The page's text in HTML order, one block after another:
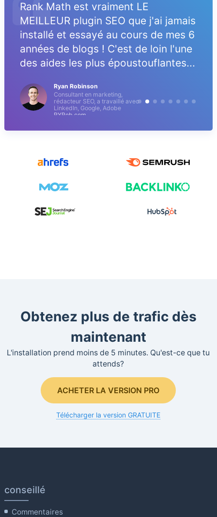
Rank Math est vraiment LE
MEILLEUR plugin SEO que j'ai jamais
installé et essayé au cours de mes 6
années de blogs ! C'est de loin l'une
des aides les plus époustouflantes...
Ryan Robinson
Consultant en marketing,
rédacteur SEO, a travaillé avec
LinkedIn, Google, Adobe
RYRob.com
Obtenez plus de trafic dès
maintenant
L'installation prend moins de 5 minutes. Qu'est-ce que tu
attends?
ACHETER LA VERSION PRO
Télécharger la version GRATUITE
conseillé
Commentaires